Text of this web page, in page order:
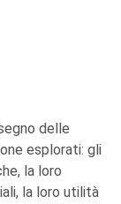
delle
esplorati: gli
la loro
la loro utilità